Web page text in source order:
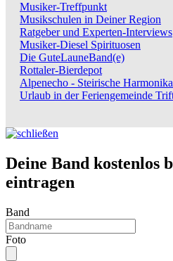
Musiker-Treffpunkt
Musikschulen in Deiner Region
Ratgeber und Experten-Interviews
Musiker-Diesel Spirituosen
Die GuteLauneBand(e)
Rottaler-Bierdepot
Alpenecho - Steirische
Urlaub in der Feriengemeinde
Deine Band kostenlos
eintragen
Band
Foto